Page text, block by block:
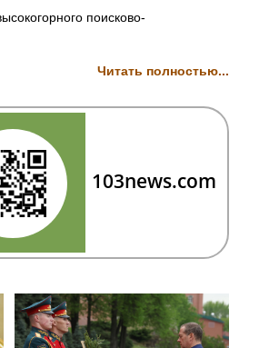
поисково-
Читать полностью...
103news.com